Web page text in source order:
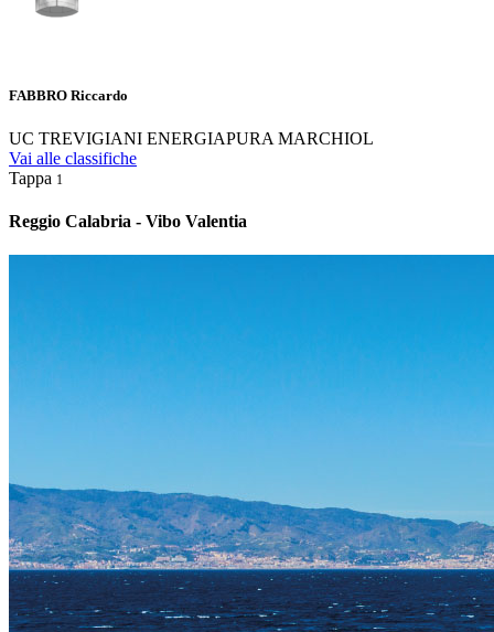
FABBRO Riccardo
UC TREVIGIANI ENERGIAPURA MARCHIOL
Vai alle classifiche
Tappa 1
Reggio Calabria - Vibo Valentia